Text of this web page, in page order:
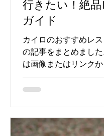
行きたい！絶品
ガイド
カイロのおすすめレス
の記事をまとめました
は画像またはリンクか
覧ください！ カイロ
スメのお店がたくさん